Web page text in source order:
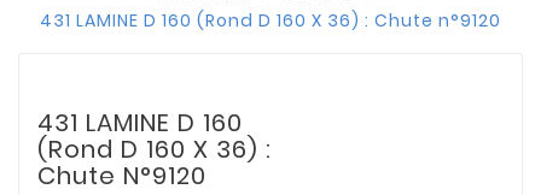
431 LAMINE D 160 (Rond D 160 X 36) : Chute n°9120
431 LAMINE D 160
(Rond D 160 X 36) :
Chute N°9120